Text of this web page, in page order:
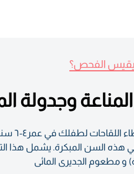
يقيس الفحص؟
المناعة
يعد
و مطعوم الجديرى المائى